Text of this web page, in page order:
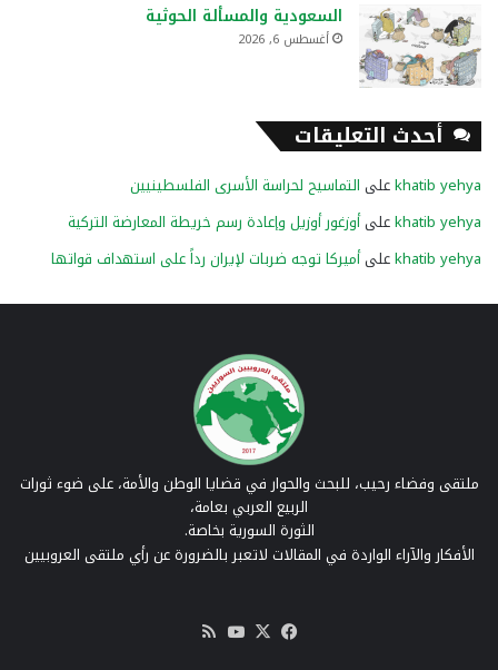
السعودية والمسألة الحوثية
أغسطس 6, 2026
أحدث التعليقات
khatib yehyaعلى التماسيح لحراسة الأسرى الفلسطينيين
khatib yehyaعلىأوزغور أوزيل وإعادة رسم خريطة المعارضة التركية
khatib yehyaعلىأميركا توجه ضربات لإيران رداً على استهداف قواتها
ملتقى وفضاء رحيب، للبحث والحوار في قضايا الوطن والأمة، على ضوء ثورات
الربيع العربي بعامة،
الثورة السورية بخاصة.
الأفكار والآراء الواردة في المقالات لاتعبر بالضرورة عن رأي ملتقى العروبيين
فيسبوك
‫X
‫YouTube